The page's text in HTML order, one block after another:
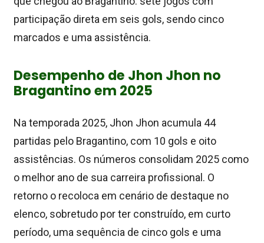
participação direta em seis gols, sendo cinco
marcados e uma assistência.
Desempenho de Jhon Jhon no
Bragantino em 2025
Na temporada 2025, Jhon Jhon acumula 44
partidas pelo Bragantino, com 10 gols e oito
assistências. Os números consolidam 2025 como
o melhor ano de sua carreira profissional. O
retorno o recoloca em cenário de destaque no
elenco, sobretudo por ter construído, em curto
período, uma sequência de cinco gols e uma